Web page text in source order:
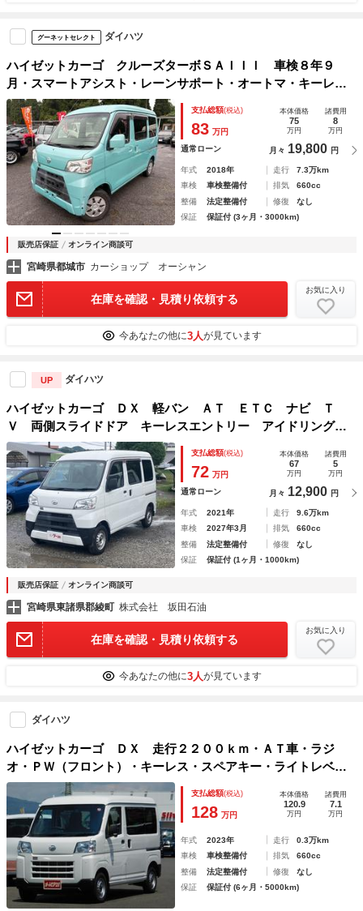
グーネットセレクト ダイハツ
ハイゼットカーゴ クルーズターボＳＡＩＩＩ 車検８年９
月・スマートアシスト・レーンサポート・オートマ・キーレ
ス・リアソナー・アイドリングストップ
支払総額(税込)
83 万円
本体価格
75
万円
諸費用
8
万円
通常ローン 月々 19,800 円
年式 2018年 走行
7.3万km
車検
車検整備付 排気
660cc
整備
法定整備付 修復
なし
保証
保証付 (3ヶ月・3000km)
販売店保証 オンライン商談可
宮崎県都城市 カーショップ オーシャン
在庫を確認・見積り依頼する
お気に入り
今あなたの他に3人が見ています
UP ダイハツ
ハイゼットカーゴ ＤＸ 軽バン ＡＴ ＥＴＣ ナビ Ｔ
Ｖ 両側スライドドア キーレスエントリー アイドリングス
トップ オートライト ＡＢＳ エアコン パワーステアリン
グ パワーウィンドウ 運転席エアバッグ 助手席エアバッグ
支払総額(税込)
72 万円
本体価格
67
万円
諸費用
5
万円
通常ローン 月々 12,900 円
年式 2021年 走行
9.6万km
車検
2027年3月 排気
660cc
整備
法定整備付 修復
なし
保証
保証付 (1ヶ月・1000km)
販売店保証 オンライン商談可
宮崎県東諸県郡綾町 株式会社 坂田石油
在庫を確認・見積り依頼する
お気に入り
今あなたの他に3人が見ています
ダイハツ
ハイゼットカーゴ ＤＸ 走行２２００ｋｍ・ＡＴ車・ラジ
オ・ＰＷ（フロント）・キーレス・スペアキー・ライトレベラ
イザー・スマアシ・クリアランスソナー・オーバーヘッドシェ
ルフ
支払総額(税込)
128 万円
本体価格
120.9
万円
諸費用
7.1
万円
年式 2023年 走行
0.3万km
車検
車検整備付 排気
660cc
整備
法定整備付 修復
なし
保証
保証付 (6ヶ月・5000km)